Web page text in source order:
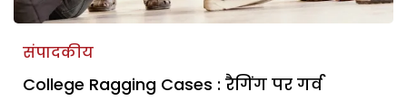
संपादकीय
College Ragging Cases : रैगिंग पर गर्व